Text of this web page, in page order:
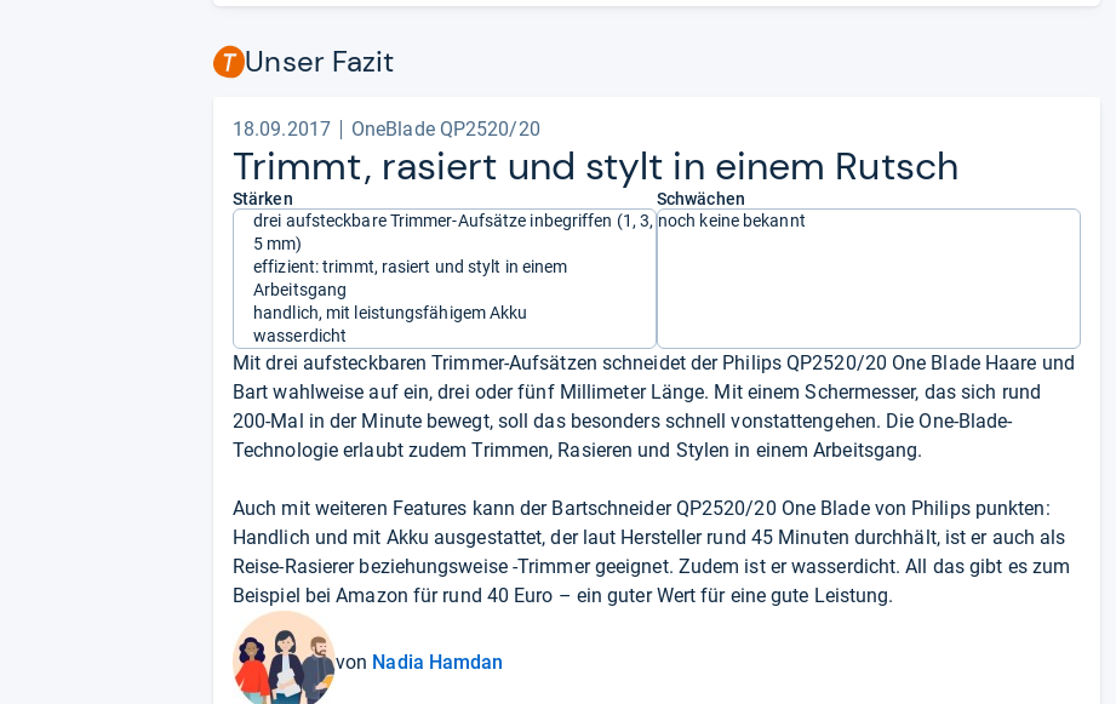
Unser Fazit
18.09.2017 OneBlade QP2520/20
Trimmt, rasiert und stylt in einem Rutsch
Stärken
drei aufsteckbare Trimmer-Aufsätze inbegriffen (1, 3,
5 mm)
effizient: trimmt, rasiert und stylt in einem
Arbeitsgang
handlich, mit leistungsfähigem Akku
wasserdicht
Schwächen
noch keine bekannt
Mit drei aufsteckbaren Trimmer-Aufsätzen schneidet der Philips QP2520/20 One Blade Haare und
Bart wahlweise auf ein, drei oder fünf Millimeter Länge. Mit einem Schermesser, das sich rund
200-Mal in der Minute bewegt, soll das besonders schnell vonstattengehen. Die One-Blade-
Technologie erlaubt zudem Trimmen, Rasieren und Stylen in einem Arbeitsgang.
Auch mit weiteren Features kann der Bartschneider QP2520/20 One Blade von Philips punkten:
Handlich und mit Akku ausgestattet, der laut Hersteller rund 45 Minuten durchhält, ist er auch als
Reise-Rasierer beziehungsweise -Trimmer geeignet. Zudem ist er wasserdicht. All das gibt es zum
Beispiel beiAmazon für rund 40 Euro – ein guter Wert für eine gute Leistung.
von Nadia Hamdan